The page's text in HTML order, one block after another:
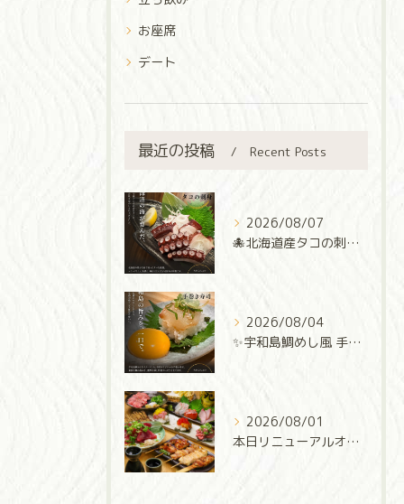
お座席
デート
最近の投稿 Recent Posts
2026/08/07
🐙北海道産タコの刺身🐙
2026/08/04
✨宇和島鯛めし風 手巻き寿司✨
2026/08/01
本日リニューアルオープン‼️